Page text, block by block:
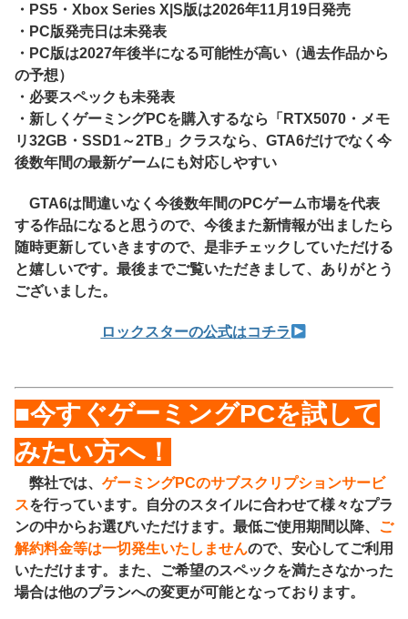
・PS5・Xbox Series X|S版は2026年11月19日発売
・PC版発売日は未発表
・PC版は2027年後半になる可能性が高い（過去作品から
の予想）
・必要スペックも未発表
・新しくゲーミングPCを購入するなら「RTX5070・メモ
リ32GB・SSD1～2TB」クラスなら、GTA6だけでなく今
後数年間の最新ゲームにも対応しやすい
GTA6は間違いなく今後数年間のPCゲーム市場を代表
する作品になると思うので、今後また新情報が出ましたら
随時更新していきますので、是非チェックしていただける
と嬉しいです。最後までご覧いただきまして、ありがとう
ございました。
ロックスターの公式はコチラ
■今すぐゲーミングPCを試して
みたい方へ！
弊社では、 ゲーミングPCのサブスクリプションサービ
スを行っています。自分のスタイルに合わせて様々なプラ
ンの中からお選びいただけます。最低ご使用期間以降、 ご
解約料金等は一切発生いたしませんので、安心してご利用
いただけます。また、ご希望のスペックを満たさなかった
場合は他のプランへの変更が可能となっております。